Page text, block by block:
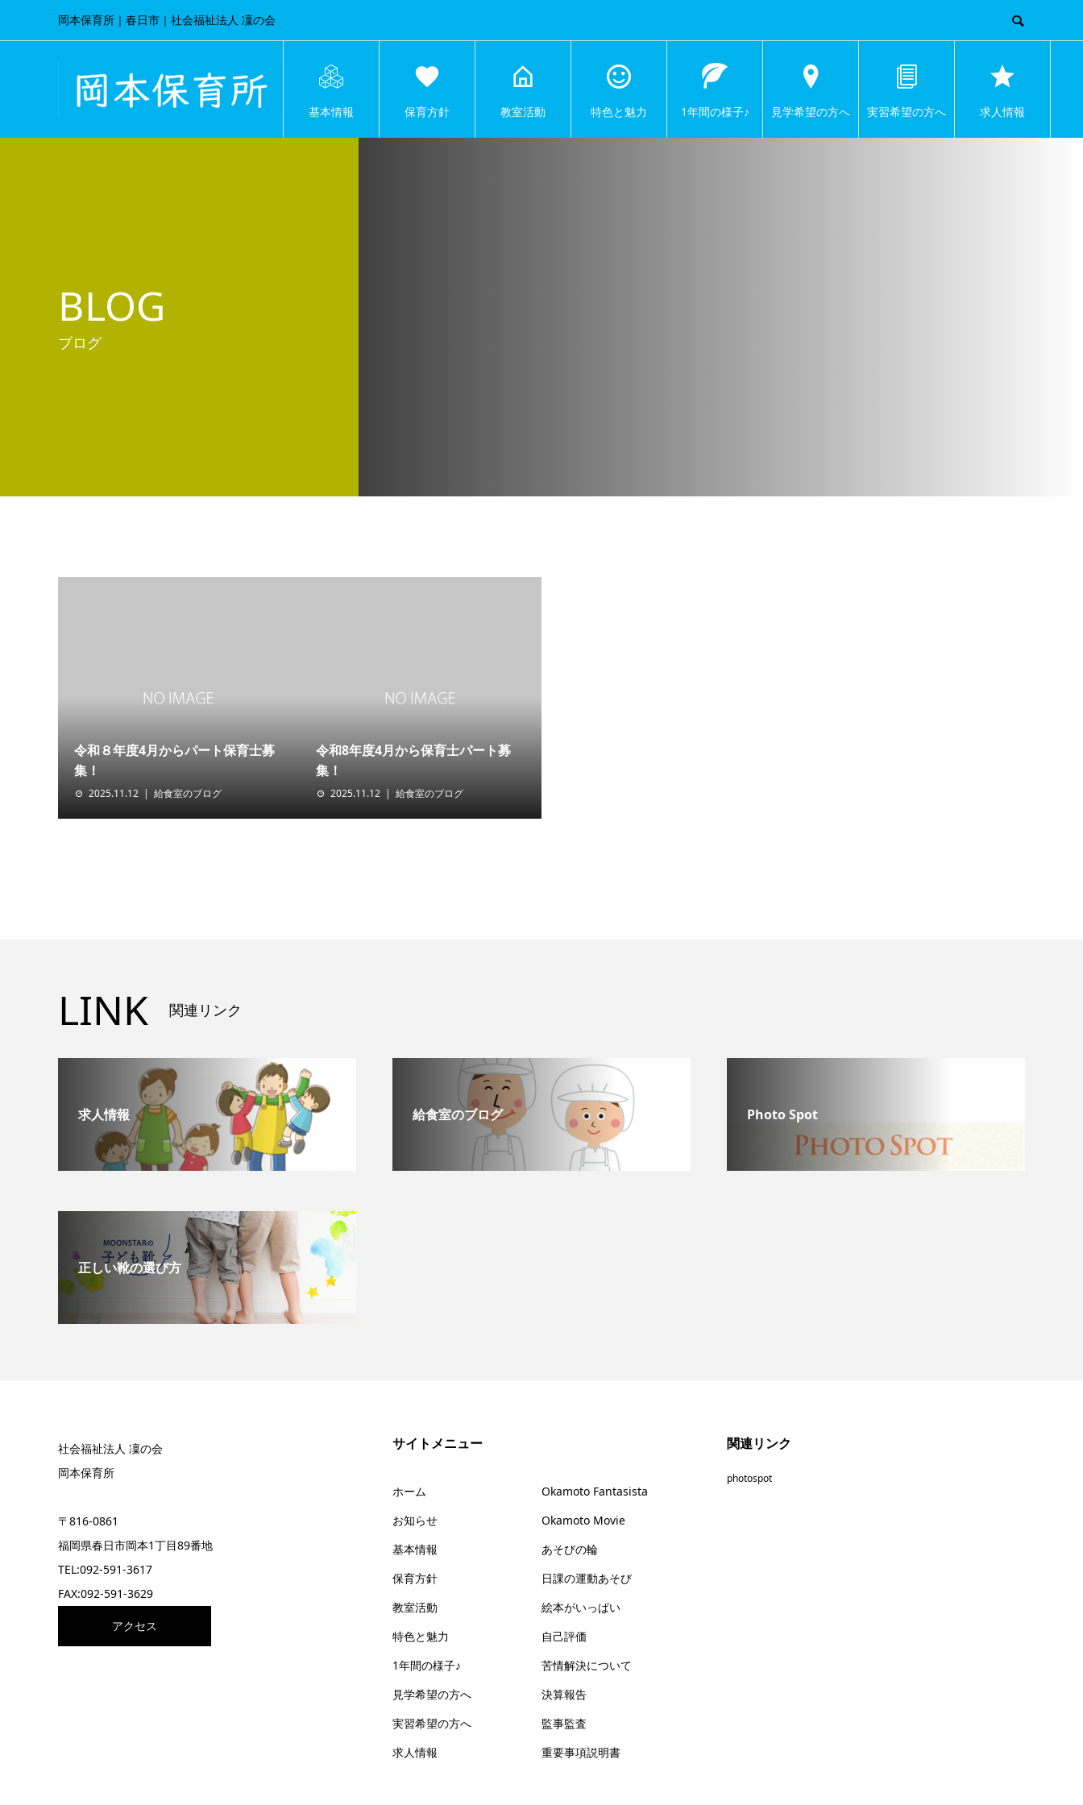
岡本保育所｜春日市｜社会福祉法人 凜の会
基本情報 保育方針 教室活動 特色と魅力 1年間の様子♪ 見学希望の方へ 実習希望の方へ 求人情報
BLOG
ブログ
令和８年度4月からパート保育士募
集！
2025.11.12 給食室のブログ
令和8年度4月から保育士パート募
集！
2025.11.12 給食室のブログ
LINK 関連リンク
求人情報 給食室のブログ Photo Spot
正しい靴の選び方
社会福祉法人 凜の会
岡本保育所
〒816-0861
福岡県春日市岡本1丁目89番地
TEL:092-591-3617
FAX:092-591-3629
アクセス
サイトメニュー
ホーム
お知らせ
基本情報
保育方針
教室活動
特色と魅力
1年間の様子♪
見学希望の方へ
実習希望の方へ
求人情報
Okamoto Fantasista
Okamoto Movie
あそびの輪
日課の運動あそび
絵本がいっぱい
自己評価
苦情解決について
決算報告
監事監査
重要事項説明書
関連リンク
photospot